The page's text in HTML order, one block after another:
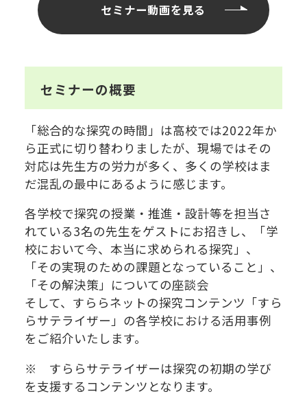
セミナー動画を見る
セミナーの概要
「総合的な探究の時間」は高校では2022年か
ら正式に切り替わりましたが、現場ではその
対応は先生方の労力が多く、多くの学校はま
だ混乱の最中にあるように感じます。
各学校で探究の授業・推進・設計等を担当さ
れている3名の先生をゲストにお招きし、「学
校において今、本当に求められる探究」、
「その実現のための課題となっていること」、
「その解決策」についての座談会
そして、すららネットの探究コンテンツ「すら
らサテライザー」の各学校における活用事例
をご紹介いたします。
※ すららサテライザーは探究の初期の学び
を支援するコンテンツとなります。